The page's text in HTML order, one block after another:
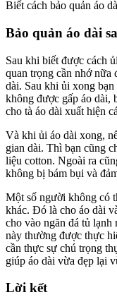
Biết cách bảo quản áo
Bảo quản áo dài
Sau khi biết được cách
quan trọng cần nhớ nữa
dài. Sau khi ủi xong
không được gấp áo dài,
cho tà áo dài xuất hiện
Và khi ủi áo dài xong,
gian dài. Thì bạn cũng
liệu cotton. Ngoài ra
không bị bám bụi và
Một số người không có
khác. Đó là cho áo dài
cho vào ngăn đá tủ
này thường được thực
cần thực sự chú trọng
giúp áo dài vừa đẹp lại
Lời kết